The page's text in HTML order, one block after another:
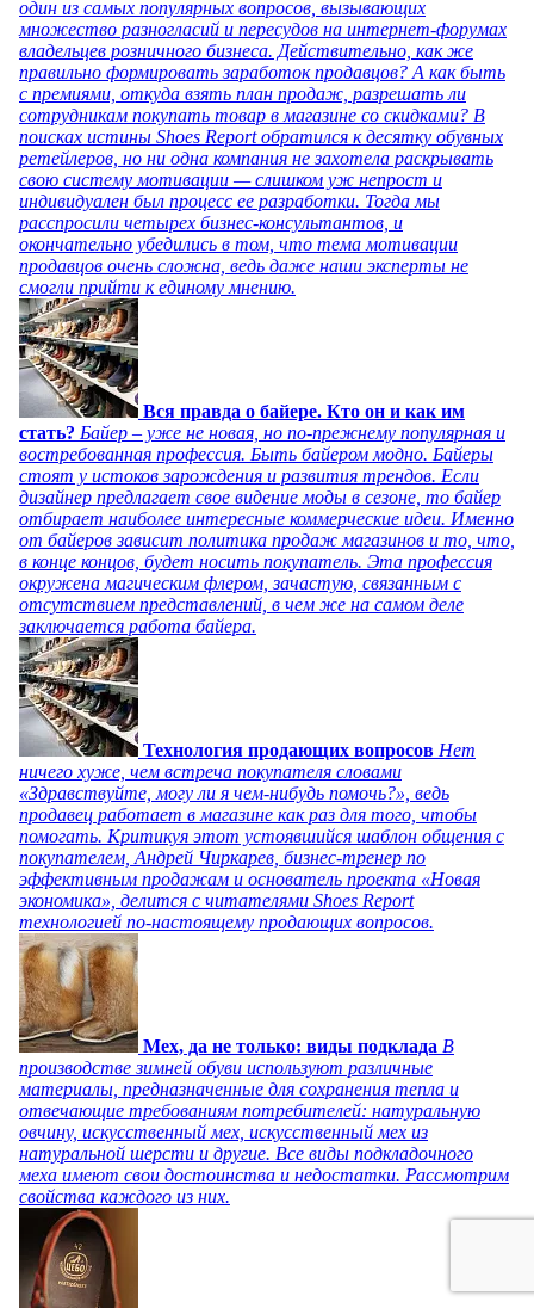
один из самых популярных вопросов, вызывающих
множество разногласий и пересудов на интернет-форумах
владельцев розничного бизнеса. Действительно, как же
правильно формировать заработок продавцов? А как быть
с премиями, откуда взять план продаж, разрешать ли
сотрудникам покупать товар в магазине со скидками? В
поисках истины Shoes Report обратился к десятку обувных
ретейлеров, но ни одна компания не захотела раскрывать
свою систему мотивации — слишком уж непрост и
индивидуален был процесс ее разработки. Тогда мы
расспросили четырех бизнес-консультантов, и
окончательно убедились в том, что тема мотивации
продавцов очень сложна, ведь даже наши эксперты не
смогли прийти к единому мнению.
Вся правда о байере. Кто он и как им
стать? Байер – уже не новая, но по-прежнему популярная и
востребованная профессия. Быть байером модно. Байеры
стоят у истоков зарождения и развития трендов. Если
дизайнер предлагает свое видение моды в сезоне, то байер
отбирает наиболее интересные коммерческие идеи. Именно
от байеров зависит политика продаж магазинов и то, что,
в конце концов, будет носить покупатель. Эта профессия
окружена магическим флером, зачастую, связанным с
отсутствием представлений, в чем же на самом деле
заключается работа байера.
Технология продающих вопросов Нет
ничего хуже, чем встреча покупателя словами
«Здравствуйте, могу ли я чем-нибудь помочь?», ведь
продавец работает в магазине как раз для того, чтобы
помогать. Критикуя этот устоявшийся шаблон общения с
покупателем, Андрей Чиркарев, бизнес-тренер по
эффективным продажам и основатель проекта «Новая
экономика», делится с читателями Shoes Report
технологией по-настоящему продающих вопросов.
Мех, да не только: виды подклада В
производстве зимней обуви используют различные
материалы, предназначенные для сохранения тепла и
отвечающие требованиям потребителей: натуральную
овчину, искусственный мех, искусственный мех из
натуральной шерсти и другие. Все виды подкладочного
меха имеют свои достоинства и недостатки. Рассмотрим
свойства каждого из них.